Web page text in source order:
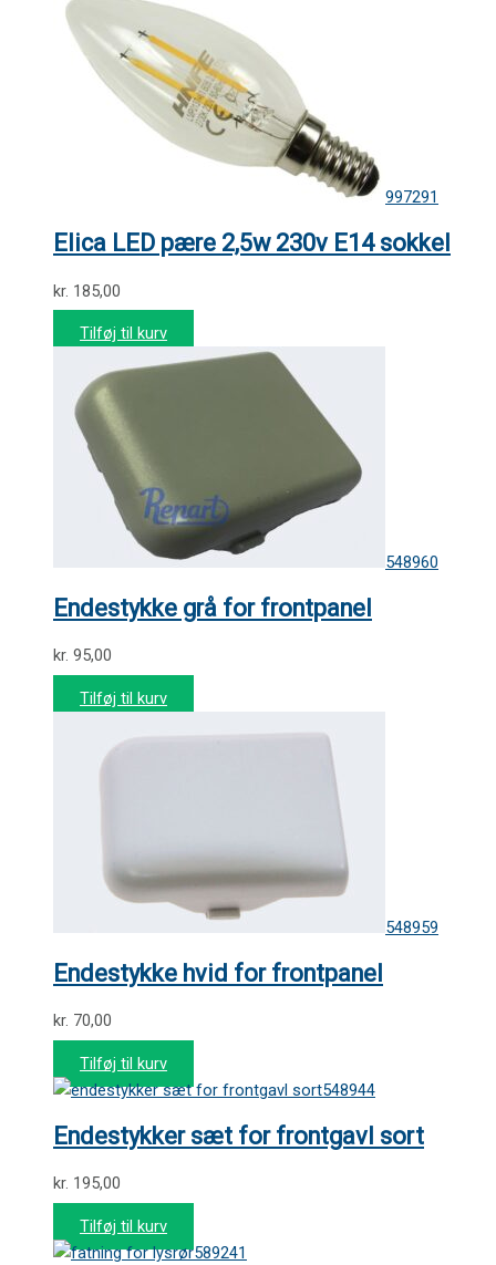
997291
Elica LED pære 2,5w 230v E14 sokkel
kr. 185,00
Tilføj til kurv
548960
Endestykke grå for frontpanel
kr. 95,00
Tilføj til kurv
548959
Endestykke hvid for frontpanel
kr. 70,00
Tilføj til kurv
548944
Endestykker sæt for frontgavl sort
kr. 195,00
Tilføj til kurv
589241